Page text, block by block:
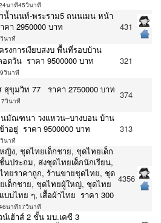
นาที45วินาที
ำนนท์-พระราม5 ถนนเมน หน้า
คา 2950000 บาท
นาที
431
รงการเงียบสงบ พื้นที่รอบบ้าน
ดวัน ราคา 9500000 บาท
วินาที
321
สุขุมวิท 77 ราคา 2750000 บาท
วินาที
374
มัณฑนา วงแหวน–บางบอน บ้าน
อยู่ ราคา 9500000 บาท
นาที
313
ญิง, ชุดไทยเด็กชาย, ชุดไทยเด็ก
ประถม, ส่งชุดไทยเด็กนักเรียน,
ทยราคาถูก, ร้านขายชุดไทย, ชุด
เด็กชาย, ชุดไทยผู้ใหญ่, ชุดไทย
บบไทย ๆ, เสื้อผ้าไทย ราคา 300
นาที17วินาที
4356
น์เฮ้าส์ 2 ชั้น มบ.เคซี 3